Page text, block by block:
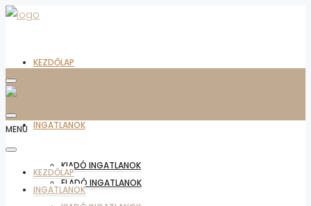
KEZDŐLAP
INGATLANOK
KIADÓ INGATLANOK
ELADÓ INGATLANOK
MENU
KEZDŐLAP
INGATLANOK